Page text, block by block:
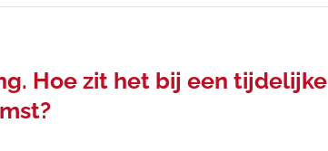
Hoe zit het bij een tijdelijke